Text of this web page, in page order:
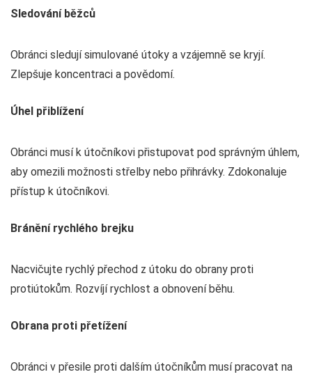
Sledování běžců
Obránci sledují simulované útoky a vzájemně se kryjí.
Zlepšuje koncentraci a povědomí.
Úhel přiblížení
Obránci musí k útočníkovi přistupovat pod správným úhlem,
aby omezili možnosti střelby nebo přihrávky. Zdokonaluje
přístup k útočníkovi.
Bránění rychlého brejku
Nacvičujte rychlý přechod z útoku do obrany proti
protiútokům. Rozvíjí rychlost a obnovení běhu.
Obrana proti přetížení
Obránci v přesile proti dalším útočníkům musí pracovat na